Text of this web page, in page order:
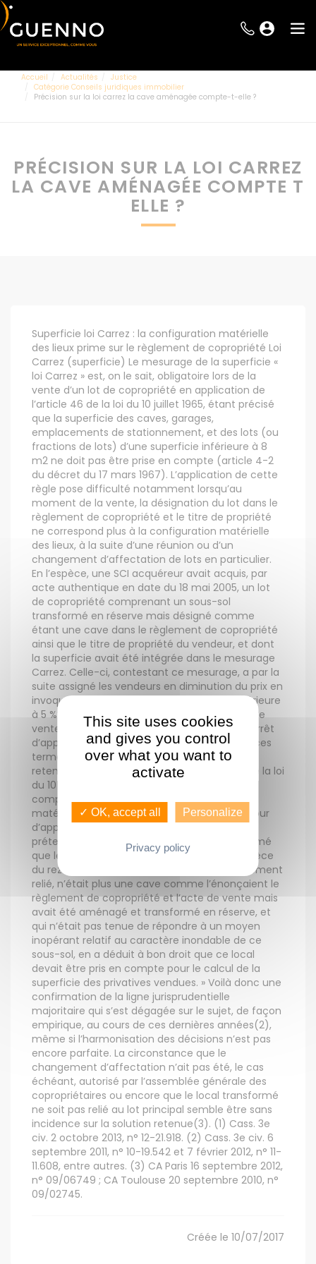
Accueil Actualités
Justice
Catégorie Conseils juridiques immobilier
Précision sur la loi carrez la cave aménagée compte-t-elle ?
PRÉCISION SUR LA LOI CARREZ
LA CAVE AMÉNAGÉE COMPTE T
ELLE ?
Superficie loi Carrez : la configuration matérielle
des lieux prime sur le règlement de copropriété Loi
Carrez (superficie) Le mesurage de la superficie «
loi Carrez » est, on le sait, obligatoire lors de la
vente d’un lot de copropriété en application de
l’article 46 de la loi du 10 juillet 1965, étant précisé
que la superficie des caves, garages,
emplacements de stationnement, et des lots (ou
fractions de lots) d’une superficie inférieure à 8
m2 ne doit pas être prise en compte (article 4-2
du décret du 17 mars 1967). L’application de cette
règle pose difficulté notamment lorsqu’au
moment de la vente, la désignation du lot dans le
règlement de copropriété et le titre de propriété
ne correspond plus à la configuration matérielle
des lieux, à la suite d’une réunion ou d’un
changement d’affectation de lots en particulier.
En l’espèce, une SCI acquéreur avait acquis, par
acte authentique en date du 18 mai 2005, un lot
de copropriété comprenant un sous-sol
transformé en réserve mais désigné comme
étant une cave dans le règlement de copropriété
ainsi que le titre de propriété du vendeur, et dont
la superficie avait été intégrée dans le mesurage
Carrez. Celle-ci, contestant ce mesurage, a par la
suite assigné les vendeurs en diminution du prix en
invoquant une différence de superficie supérieure
à 5 % par rapport à celle stipulée dans l’acte de
vente. La Cour de cassation(1), confirmant l’arrêt
d’appel, a rejeté le pourvoi de l’acquéreur en ces
termes : « Mais attendu qu’ayant exactement
retenu que pour l’application de l’article 46 de la loi
du 10 juillet 1965, il y avait lieu de prendre en
compte le bien tel qu’il se présentait
matériellement au moment de la vente, la cour
d’appel, qui, procédant à la recherche
prétendument omise, a souverainement estimé
que le local situé au sous-sol, annexe de la pièce
du rez-de-chaussée à laquelle il était directement
relié, n’était plus une cave comme l’énonçaient le
règlement de copropriété et l’acte de vente mais
avait été aménagé et transformé en réserve, et
qui n’était pas tenue de répondre à un moyen
inopérant relatif au caractère inondable de ce
sous-sol, en a déduit à bon droit que ce local
devait être pris en compte pour le calcul de la
superficie des privatives vendues. » Voilà donc une
confirmation de la ligne jurisprudentielle
majoritaire qui s’est dégagée sur le sujet, de façon
empirique, au cours de ces dernières années(2),
même si l’harmonisation des décisions n’est pas
encore parfaite. La circonstance que le
changement d’affectation n’ait pas été, le cas
échéant, autorisé par l’assemblée générale des
copropriétaires ou encore que le local transformé
ne soit pas relié au lot principal semble être sans
incidence sur la solution retenue(3). (1) Cass. 3e
civ. 2 octobre 2013, n° 12-21.918. (2) Cass. 3e civ. 6
septembre 2011, n° 10-19.542 et 7 février 2012, n° 11-
11.608, entre autres. (3) CA Paris 16 septembre 2012,
n° 09/06749 ; CA Toulouse 20 septembre 2010, n°
09/02745.
Créée le 10/07/2017
This site uses cookies
and gives you control
over what you want to
activate
✓ OK, accept all Personalize
Privacy policy